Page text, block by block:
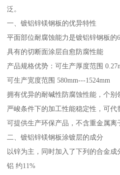
泛。
一、镀铝锌镁钢板的优异特性
平面部位耐腐蚀能力是镀铝锌钢板
具有的切断面涂层自愈防腐性能
产品规格优势：可生产厚度范围
可生产宽度范围 580mm---1524mm
拥有优异的耐碱性防腐蚀性能，个别
严峻条件下的加工性能稳定性，可代
可提供生产环保产品，不含重金属离
二、镀铝锌镁钢板涂镀层的成分
以锌为主，同时加入了下列的合金成
铝 约11%